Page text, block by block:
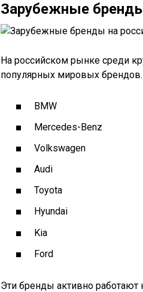
Зарубежные
На российском рынке среди
популярных мировых брендов.
BMW
Mercedes-Benz
Volkswagen
Audi
Toyota
Hyundai
Kia
Ford
Эти бренды активно